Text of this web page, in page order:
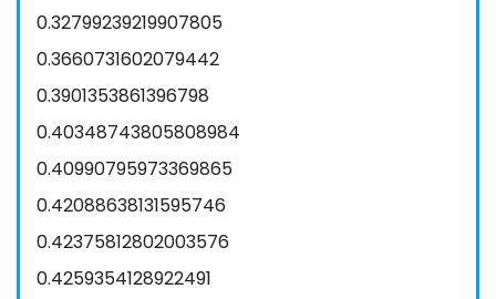
0.32799239219907805
0.3660731602079442
0.3901353861396798
0.40348743805808984
0.40990795973369865
0.42088638131595746
0.42375812802003576
0.4259354128922491